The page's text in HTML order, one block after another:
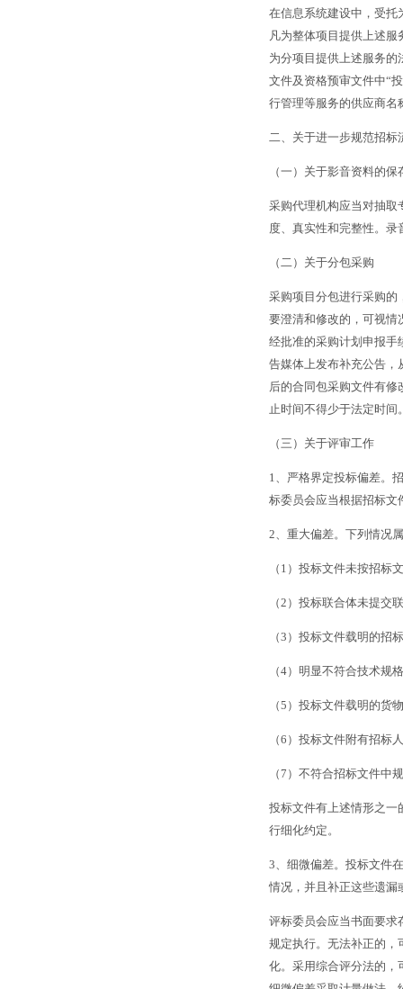
在信息系统建设中，受托
凡为整体项目提供上述
为分项目提供上述服务
文件及资格预审文件中“
行管理等服务的供应商名
二、关于进一步规范招标
（一）关于影音资料的保
采购代理机构应当对抽取
度、真实性和完整性。
（二）关于分包采购
采购项目分包进行采购的
要澄清和修改的，可视情
经批准的采购计划申报手
告媒体上发布补充公告，
后的合同包采购文件有
止时间不得少于法定时间
（三）关于评审工作
1、严格界定投标偏差。
标委员会应当根据招标文
2、重大偏差。下列情况
（ 1 ）投标文件未按招标
（2 ）投标联合体未提交
（3 ）投标文件载明的招
（4）明显不符合技术规
（5 ）投标文件载明的货
（6 ）投标文件附有招标
（7 ）不符合招标文件中
投标文件有上述情形之一
行细化约定。
3、细微偏差。投标文件
情况，并且补正这些遗漏
评标委员会应当书面要求
规定执行。无法补正的，
化。采用综合评分法的，